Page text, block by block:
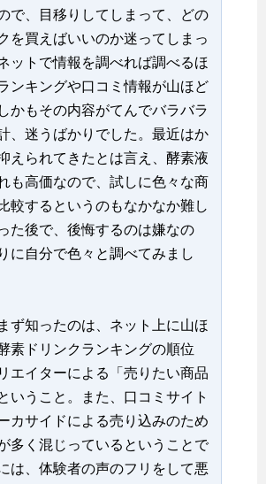
で、目移りしてしまって、どの
を買えばいいのか迷ってしまっ
ットで情報を調べれば調べるほ
ンキングや口コミ情報が山ほど
かもその内容がてんでバラバラ
、迷うばかりでした。最近はか
えられてきたとは言え、酵素液
も高価なので、試しに色々な商
較するというのもなかなか難し
た後で、後悔するのは嫌なの
に自分で色々と調べてみまし
ず知ったのは、ネット上に山ほ
素ドリンクランキングの順位
エイターによる「売りたい商品
いうこと。また、口コミサイト
カサイドによる売り込みのため
多く混じっているということで
は、体験者の声のフリをして悪